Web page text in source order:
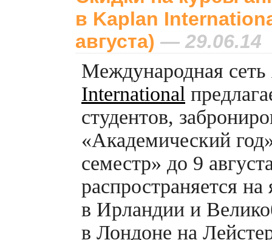
в Kaplan
августа) — 29.06.14
Международная
International
студентов,
«Академический
семестр» до 9
распространяется
в Ирландии и
в Лондоне на